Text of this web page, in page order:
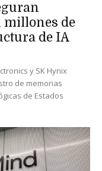
millones de
de IA
y SK Hynix
de memorias
de Estados